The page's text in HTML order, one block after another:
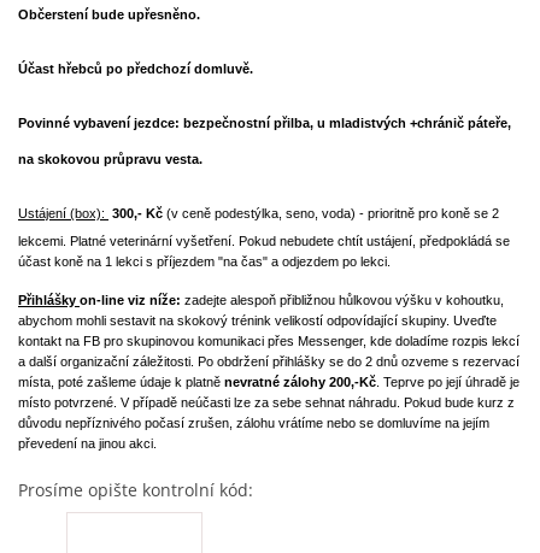
Občerstení bude upřesněno.
Účast hřebců po předchozí domluvě.
Povinné vybavení jezdce: bezpečnostní přilba, u mladistvých +chránič páteře,
na skokovou průpravu vesta.
Ustájení (box): 300,- Kč (v ceně podestýlka, seno, voda) - prioritně pro koně se 2
lekcemi. Platné veterinární vyšetření. Pokud nebudete chtít ustájení, předpokládá se
účast koně na 1 lekci s příjezdem "na čas" a odjezdem po lekci.
Přihlášky on-line viz níže: zadejte alespoň přibližnou hůlkovou výšku v kohoutku,
abychom mohli sestavit na skokový trénink velikostí odpovídající skupiny. Uveďte
kontakt na FB pro skupinovou komunikaci přes Messenger, kde doladíme rozpis lekcí
a další organizační záležitosti. Po obdržení přihlášky se do 2 dnů ozveme s rezervací
místa, poté zašleme údaje k platně nevratné zálohy 200,-Kč . Teprve po její úhradě je
místo potvrzené. V případě neúčasti lze za sebe sehnat náhradu. Pokud bude kurz z
důvodu nepříznivého počasí zrušen, zálohu vrátíme nebo se domluvíme na jejím
převedení na jinou akci.
Prosíme opište kontrolní kód: